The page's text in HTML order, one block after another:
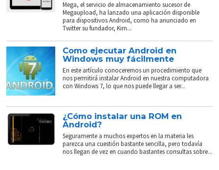
Mega, el servicio de almacenamiento sucesor de
Megaupload, ha lanzado una aplicación disponible
para dispositivos Android, como ha anunciado en
Twitter su fundador, Kim...
Como ejecutar Android en
Windows muy fácilmente
En este artículo conoceremos un procedimiento que
nos permitirá instalar Android en nuestra computadora
con Windows 7, lo que nos puede llegar a ser...
¿Cómo instalar una ROM en
Android?
Seguramente a muchos expertos en la materia les
parezca una cuestión bastante sencilla, pero todavía
nos llegan de vez en cuando bastantes consultas sobre...